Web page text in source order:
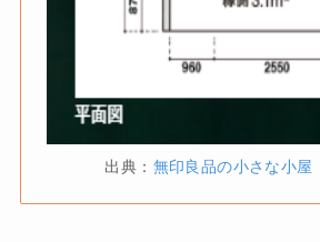
出典： 無印良品の小さな小屋